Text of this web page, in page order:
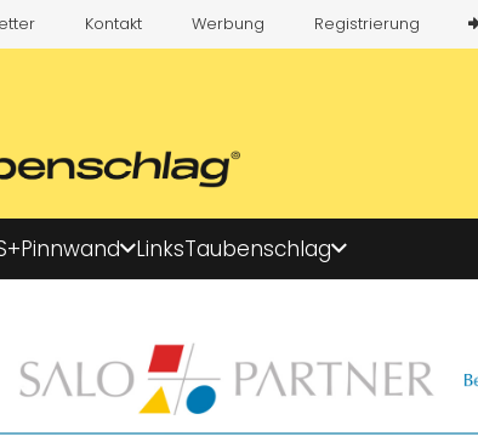
Kontakt Werbung Registrierung
Pinnwand LinksTaubenschlag